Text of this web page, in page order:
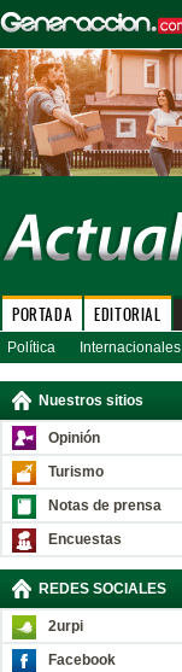
PORTADA EDITORIAL
Política Internacionales
Nuestros sitios
Opinión
Turismo
Notas de prensa
Encuestas
REDES SOCIALES
2urpi
Facebook